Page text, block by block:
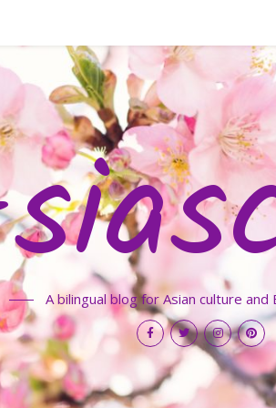
A bilingual blog for Asian culture